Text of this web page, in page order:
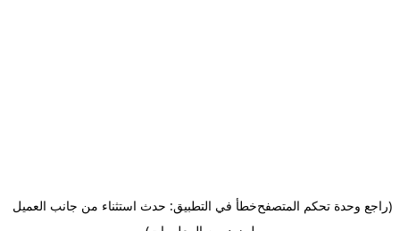
خطأ في التطبيق: حدث استثناء من جانب العميل(راجع وحدة تحكم المتصفح